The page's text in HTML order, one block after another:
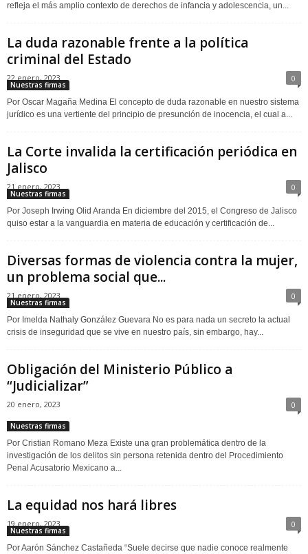
refleja el más amplio contexto de derechos de infancia y adolescencia, un...
La duda razonable frente a la política
criminal del Estado
22 enero, 2023 0
Nuestras firmas
Por Oscar Magaña Medina El concepto de duda razonable en nuestro sistema
jurídico es una vertiente del principio de presunción de inocencia, el cual a...
La Corte invalida la certificación periódica en
Jalisco
21 enero, 2023 0
Nuestras firmas
Por Joseph Irwing Olid Aranda En diciembre del 2015, el Congreso de Jalisco
quiso estar a la vanguardia en materia de educación y certificación de...
Diversas formas de violencia contra la mujer,
un problema social que...
21 enero, 2023 0
Nuestras firmas
Por Imelda Nathaly González Guevara No es para nada un secreto la actual
crisis de inseguridad que se vive en nuestro país, sin embargo, hay...
Obligación del Ministerio Público a
“Judicializar”
20 enero, 2023 0
Nuestras firmas
Por Cristian Romano Meza Existe una gran problemática dentro de la
investigación de los delitos sin persona retenida dentro del Procedimiento
Penal Acusatorio Mexicano a...
La equidad nos hará libres
19 enero, 2023 0
Nuestras firmas
Por Aarón Sánchez Castañeda “Suele decirse que nadie conoce realmente